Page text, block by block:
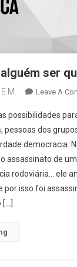
ser
E.M. Leave A
possibilidades
pessoas dos
democracia.
assassinato de
rodoviária… ele
por isso foi